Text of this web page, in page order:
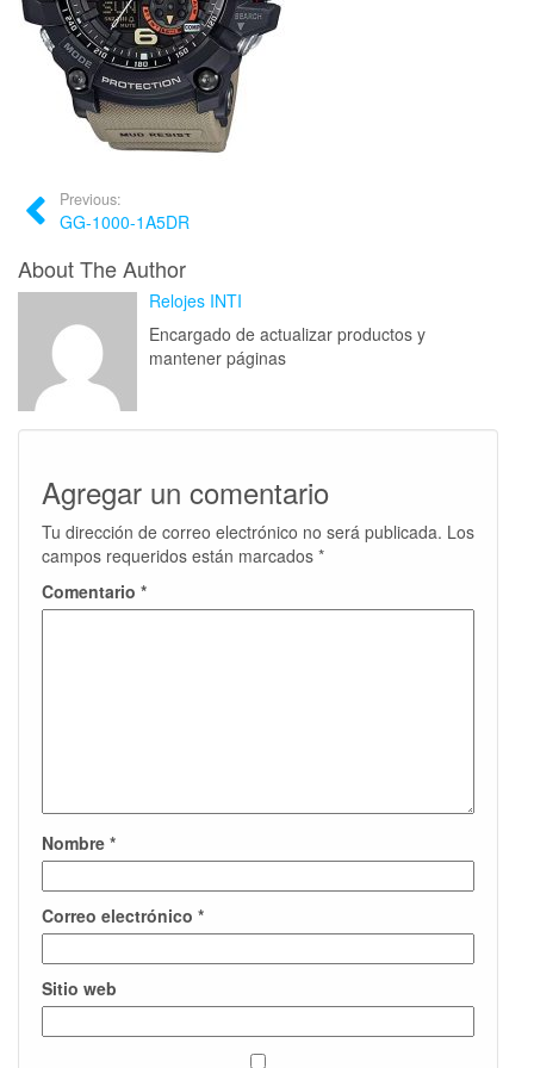
Previous:
GG-1000-1A5DR
About The Author
Relojes INTI
Encargado de actualizar productos y
mantener páginas
Agregar un comentario
Tu dirección de correo electrónico no será publicada. Los
campos requeridos están marcados *
Comentario *
Nombre *
Correo electrónico *
Sitio web